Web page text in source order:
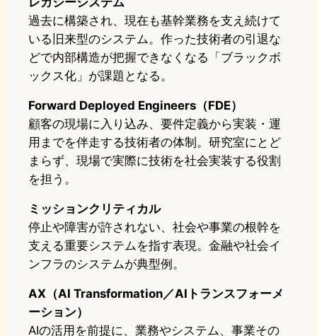
過去に構築され、現在も基幹業務を支え続けて
いる旧来型のシステム。作った技術者の引退な
どで内部構造が把握できなくなる「ブラックボ
ックス化」が課題となる。
Forward Deployed Engineers（FDE）
顧客の現場に入り込み、要件定義から実装・運
用までを伴走する技術者の体制。研究室にとど
まらず、現場で実際に技術を社会実装する役割
を担う。
ミッションクリティカル
停止や障害が許されない、社会や事業の根幹を
支える重要システムを指す表現。金融や社会イ
ンフラのシステムが典型例。
AX（AI Transformation／AIトランスフォーメ
ーション）
AIの活用を前提に、業務やシステム、事業その